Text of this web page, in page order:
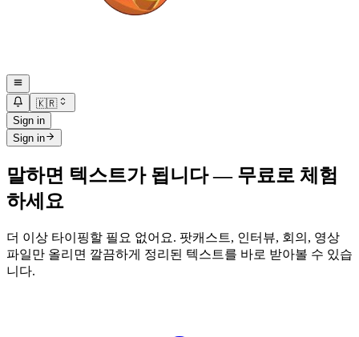
🇰🇷
Sign in
Sign in
말하면 텍스트가 됩니다 — 무료로 체험
하세요
더 이상 타이핑할 필요 없어요. 팟캐스트, 인터뷰, 회의, 영상
파일만 올리면 깔끔하게 정리된 텍스트를 바로 받아볼 수 있습
니다.